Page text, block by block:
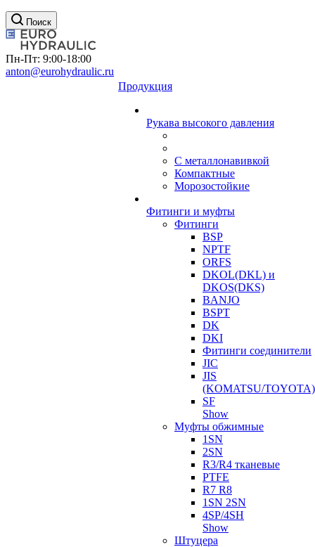
Поиск
Пн-Пт: 9:00-18:00
anton@eurohydraulic.ru
Продукция
Рукава высокого давления
С металлонавивкой
Компактные
Морозостойкие
Фитинги и муфты
Фитинги
BSP
NPTF
ORFS
DKOL(DKL) и
DKOS(DKS)
BANJO
BSPT
DK
DKI
Фитинги соединители
JIC
JIS
(KOMATSU/TOYOTA)
SF
Show
Муфты обжимные
1SN
2SN
R3/R4 тканевые
PTFE
R7 R8
1SN 2SN
4SP/4SH
Show
Штуцера